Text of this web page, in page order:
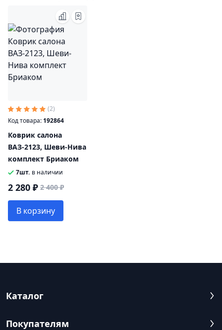
(2)
Код товара: 192864
Коврик салона
ВАЗ-2123, Шеви-Нива
комплект Бриаком
7шт. в наличии
2 280 ₽ 2 400 ₽
В корзину
Каталог
Покупателям